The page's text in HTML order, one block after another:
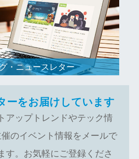
・ニュースレター
ーをお届けしています
アップトレンドやテック情
のイベント情報をメールで
す。お気軽にご登録くださ